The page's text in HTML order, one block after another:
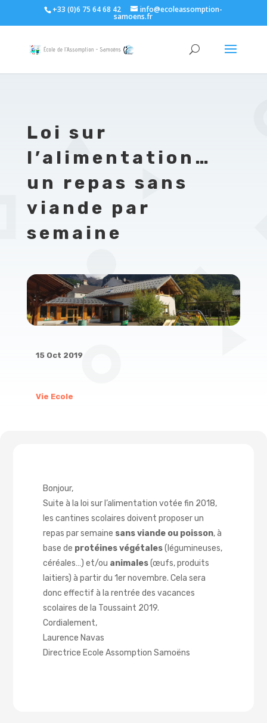
+33 (0)6 75 64 68 42 info@ecoleassomption-
samoens.fr
Loi sur
l’alimentation…
un repas sans
viande par
semaine
15 Oct 2019
Vie Ecole
Bonjour,
Suite à la loi sur l’alimentation votée fin 2018,
les cantines scolaires doivent proposer un
repas par semaine sans viande ou poisson, à
base de protéines végétales(légumineuses,
céréales…) et/ou animales(œufs, produits
laitiers) à partir du 1er novembre.Cela sera
donc effectif à la rentrée des vacances
scolaires de la Toussaint 2019.
Cordialement,
Laurence Navas
Directrice Ecole Assomption Samoëns